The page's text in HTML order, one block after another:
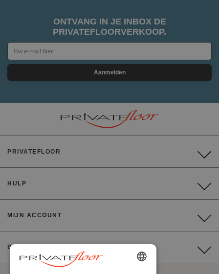
ONTVANG IN JE INBOX DE
PRIVATEFLOORVERKOOP.
Aanmelden
PRIVATEFLOOR
HULP
MIJN ACCOUNT
BETALING